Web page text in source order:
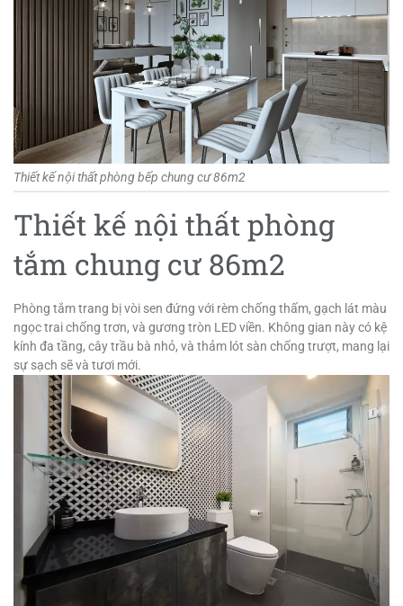
Thiết kế nội thất phòng bếp chung cư 86m2
Thiết kế nội thất phòng
tắm chung cư 86m2
Phòng tắm trang bị vòi sen đứng với rèm chống thấm, gạch lát màu
ngọc trai chống trơn, và gương tròn LED viền. Không gian này có kệ
kính đa tầng, cây trầu bà nhỏ, và thảm lót sàn chống trượt, mang lại
sự sạch sẽ và tươi mới.